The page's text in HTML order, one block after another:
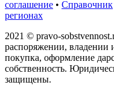
соглашение • Справочник
регионах
2021 © pravo-
распоряжении, владении
покупка, оформление
собственность.
защищены.